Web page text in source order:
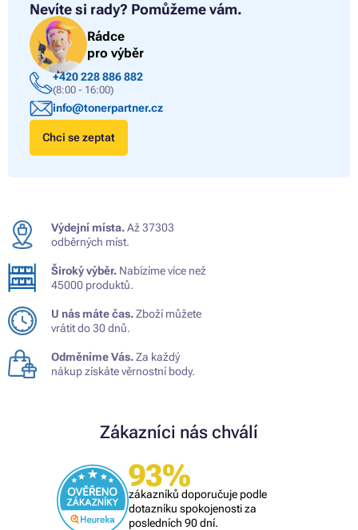
Nevíte si rady? Pomůžeme vám.
Rádce
pro výběr
+420 228 886 882
(8:00 - 16:00)
info@tonerpartner.cz
Chci se zeptat
Výdejní místa.Až 37303
odběrných míst.
Široký výběr. Nabízíme více než
45000 produktů.
U nás máte čas.Zboží můžete
vrátit do 30 dnů.
Odměníme Vás.Za každý
nákup získáte věrnostní body.
Zákazníci nás chválí
93%
zákazníků doporučuje podle
dotazníku spokojenosti za
posledních 90 dní.